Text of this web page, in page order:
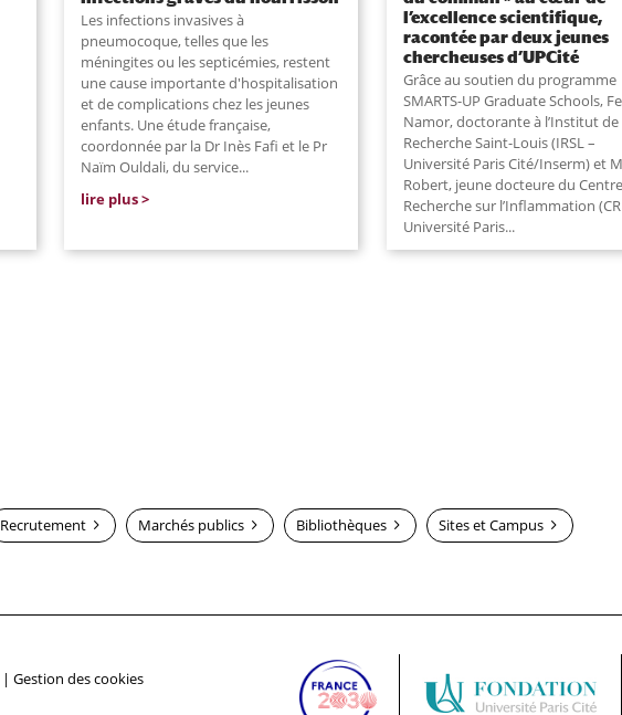
Les infections invasives à
pneumocoque, telles que les
méningites ou les septicémies, restent
une cause importante d'hospitalisation
et de complications chez les jeunes
enfants. Une étude française,
coordonnée par la Dr Inès Fafi et le Pr
Naïm Ouldali, du service...
lire plus
l’excellence scientifique,
racontée par deux jeunes
chercheuses d’UPCité
Grâce au soutien du programme
SMARTS-UP Graduate Schools,
Namor, doctorante à l’Institut de
Recherche Saint-Louis (IRSL –
Université Paris Cité/Inserm) et
Robert, jeune docteure du
Recherche sur l’Inflammation
Université Paris...
lire plus
Recrutement Marchés publics Bibliothèques
Sites et Campus
| Gestion des cookies